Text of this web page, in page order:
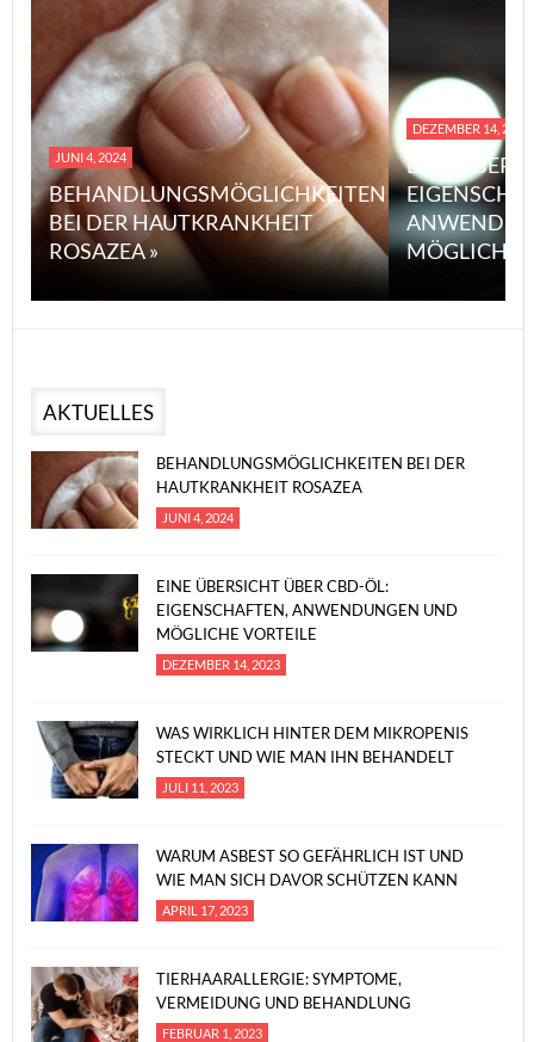
JUNI 4, 2024
BEHANDLUNGSMÖGLICHKEITEN
BEI DER HAUTKRANKHEIT
ROSAZEA »
DEZEMBER 14, 2023
EINE
MÖGLICHE
AKTUELLES
BEHANDLUNGSMÖGLICHKEITEN BEI DER
HAUTKRANKHEIT ROSAZEA
JUNI 4, 2024
EINE ÜBERSICHT ÜBER CBD-ÖL:
EIGENSCHAFTEN, ANWENDUNGEN UND
MÖGLICHE VORTEILE
DEZEMBER 14, 2023
WAS WIRKLICH HINTER DEM MIKROPENIS
STECKT UND WIE MAN IHN BEHANDELT
JULI 11, 2023
WARUM ASBEST SO GEFÄHRLICH IST UND
WIE MAN SICH DAVOR SCHÜTZEN KANN
APRIL 17, 2023
TIERHAARALLERGIE: SYMPTOME,
VERMEIDUNG UND BEHANDLUNG
FEBRUAR 1, 2023